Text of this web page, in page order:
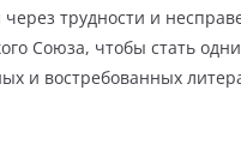
трудности и
Союза, чтобы стать
и востребованных